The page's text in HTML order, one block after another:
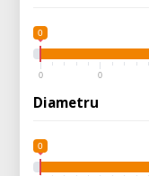
0
0 0
Diametru
0